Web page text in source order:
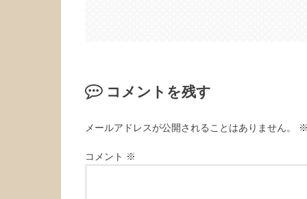
コメントを残す
メールアドレスが公開されることはありません。
コメント ※